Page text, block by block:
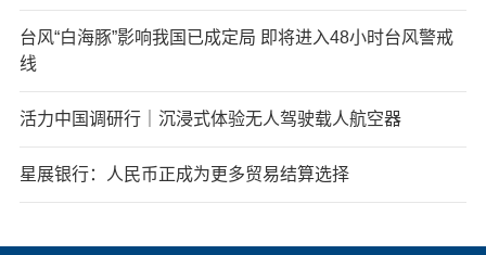
台风“白海豚”影响我国已成定局 即将进入48小时台风警戒
线
活力中国调研行｜沉浸式体验无人驾驶载人航空器
星展银行：人民币正成为更多贸易结算选择